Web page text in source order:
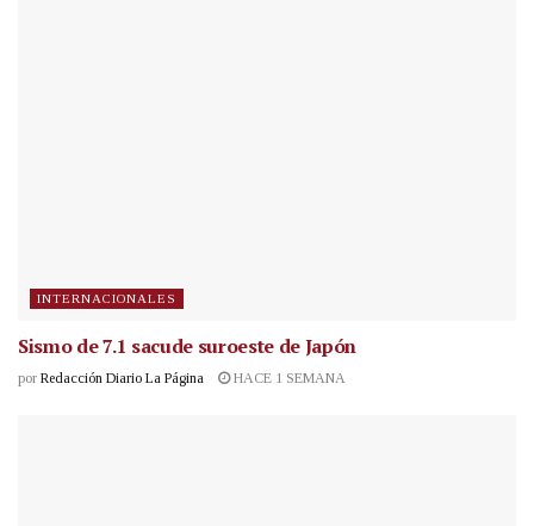
INTERNACIONALES
Sismo de 7.1 sacude suroeste de Japón
por Redacción Diario La Página HACE 1 SEMANA